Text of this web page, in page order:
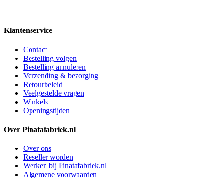
Klantenservice
Contact
Bestelling volgen
Bestelling annuleren
Verzending & bezorging
Retourbeleid
Veelgestelde vragen
Winkels
Openingstijden
Over Pinatafabriek.nl
Over ons
Reseller worden
Werken bij Pinatafabriek.nl
Algemene voorwaarden